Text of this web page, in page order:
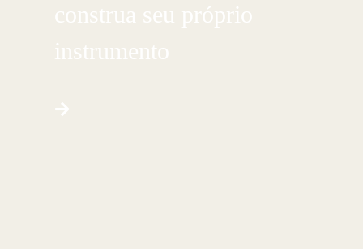
construa seu próprio
instrumento